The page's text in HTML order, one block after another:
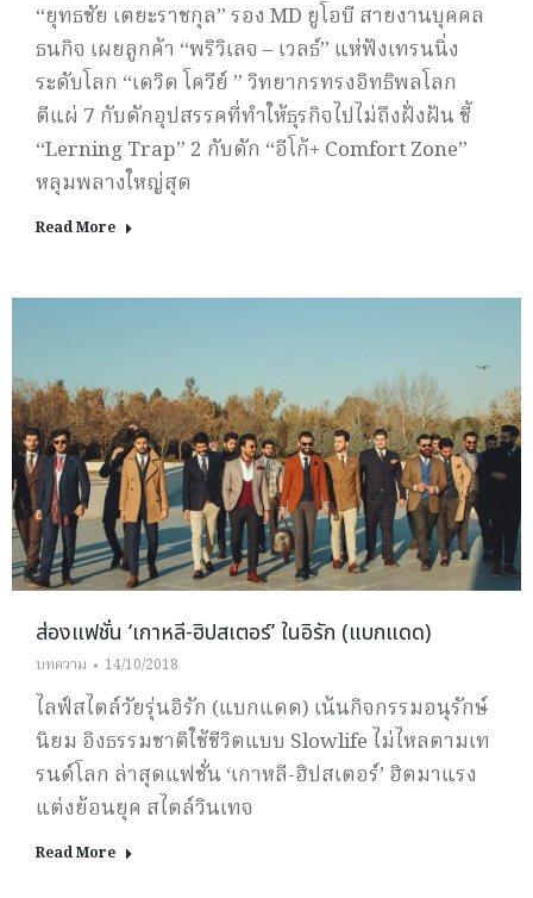
“ยุทธชัย เตยะราชกุล” รอง MD ยูโอบี สายงานบุคคล
ธนกิจ เผยลูกค้า “พริวิเลจ – เวลธ์” แห่ฟังเทรนนิ่ง
ระดับโลก “เดวิด โควีย์ ” วิทยากรทรงอิทธิพลโลก
ตีแผ่ 7 กับดักอุปสรรคที่ทำให้ธุรกิจไปไม่ถึงฝั่งฝัน ชี้
“Lerning Trap” 2 กับดัก “อีโก้+ Comfort Zone”
หลุมพลางใหญ่สุด
Read More
ส่องแฟชั่น ‘เกาหลี-ฮิปสเตอร์’ ในอิรัก (แบกแดด)
บทความ 14/10/2018
ไลฟ์สไตล์วัยรุ่นอิรัก (แบกแดด) เน้นกิจกรรมอนุรักษ์
นิยม อิงธรรมชาติใช้ชีวิตแบบ Slowlife ไม่ไหลตามเท
รนด์โลก ล่าสุดแฟชั่น ‘เกาหลี-ฮิปสเตอร์’ ฮิตมาแรง
แต่งย้อนยุค สไตล์วินเทจ
Read More